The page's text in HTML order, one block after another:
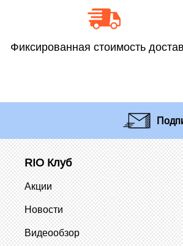
Фиксированная стоимость
RIO Клуб
Акции
Новости
Видеообзор